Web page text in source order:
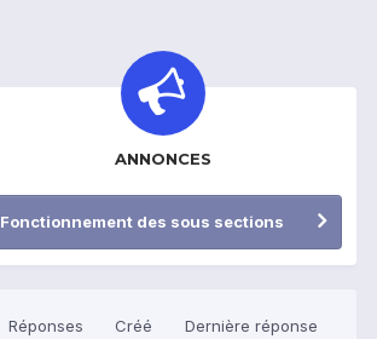
ANNONCES
Fonctionnement des sous sections
Réponses Créé Dernière réponse